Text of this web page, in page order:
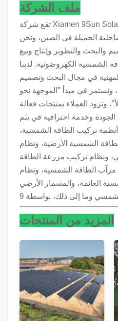
ملف الشركة
تقع شركة Xiamen 9Sun Solar Technology Co., Ltd
الجميلة في الصين، ونحن
والتطوير وإنتاج وبيع
الشمسية الكهروضوئية. لدينا
في مجال البحث وتصميم
ونستمر في مبدأ "الموجهة نحو
ونزود العملاء بمنتجات فعالة
وخدمة احترافية في يتم
تركيب الطاقة الشمسية،
الشمسية الأرضية، ونظام
ونظام تركيب مزرعة الطاقة
الطاقة الشمسية، ونظام
العائمة، والمسمار الأرضي
المزيد من المنتجات